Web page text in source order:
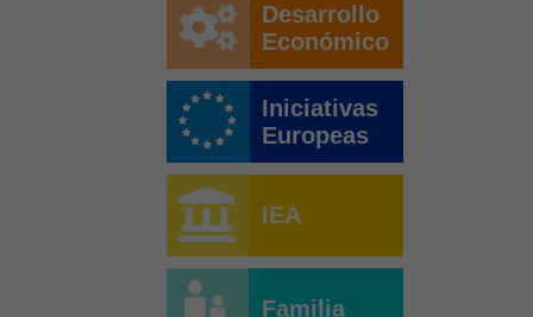
Desarrollo
Económico
Iniciativas
Europeas
IEA
Familia